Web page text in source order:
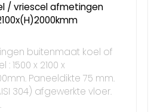
/ vriescel afmetingen
buitenmaat koel of
: 1500 x 2100 x
Paneeldikte 75 mm.
304) afgewerkte vloer.